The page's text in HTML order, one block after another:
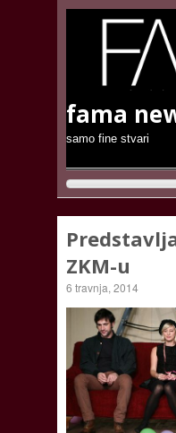
fama
samo fine stvari
ZKM-u
6 travnja, 2014